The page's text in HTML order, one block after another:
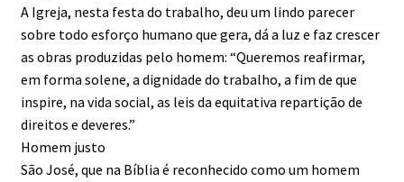
A Igreja, nesta festa do trabalho, deu um lindo parecer
sobre todo esforço humano que gera, dá a luz e faz crescer
as obras produzidas pelo homem: “Queremos reafirmar,
em forma solene, a dignidade do trabalho, a fim de que
inspire, na vida social, as leis da equitativa repartição de
direitos e deveres.”
Homem justo
São José, que na Bíblia é reconhecido como um homem